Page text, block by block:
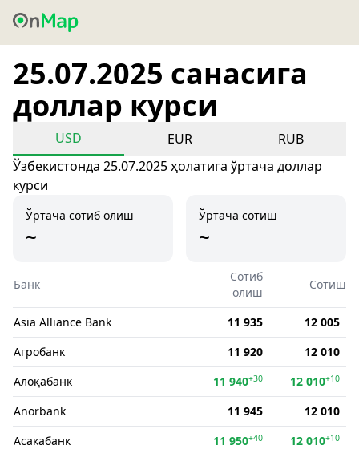
25.07.2025 санасига
доллар курси
USD EUR
RUB
Ўзбекистонда 25.07.2025 ҳолатига ўртача доллар
курси
Ўртача сотиб олиш
~
Ўртача сотиш
~
Банк
Сотиб
олиш
Сотиш
Asia Alliance Bank 11 935
12 005
Агробанк
11 920
12 010
Алоқабанк
11 940+30 12 010+10
Anorbank 11 945
12 010
Асакабанк
11 950+40 12 010+10